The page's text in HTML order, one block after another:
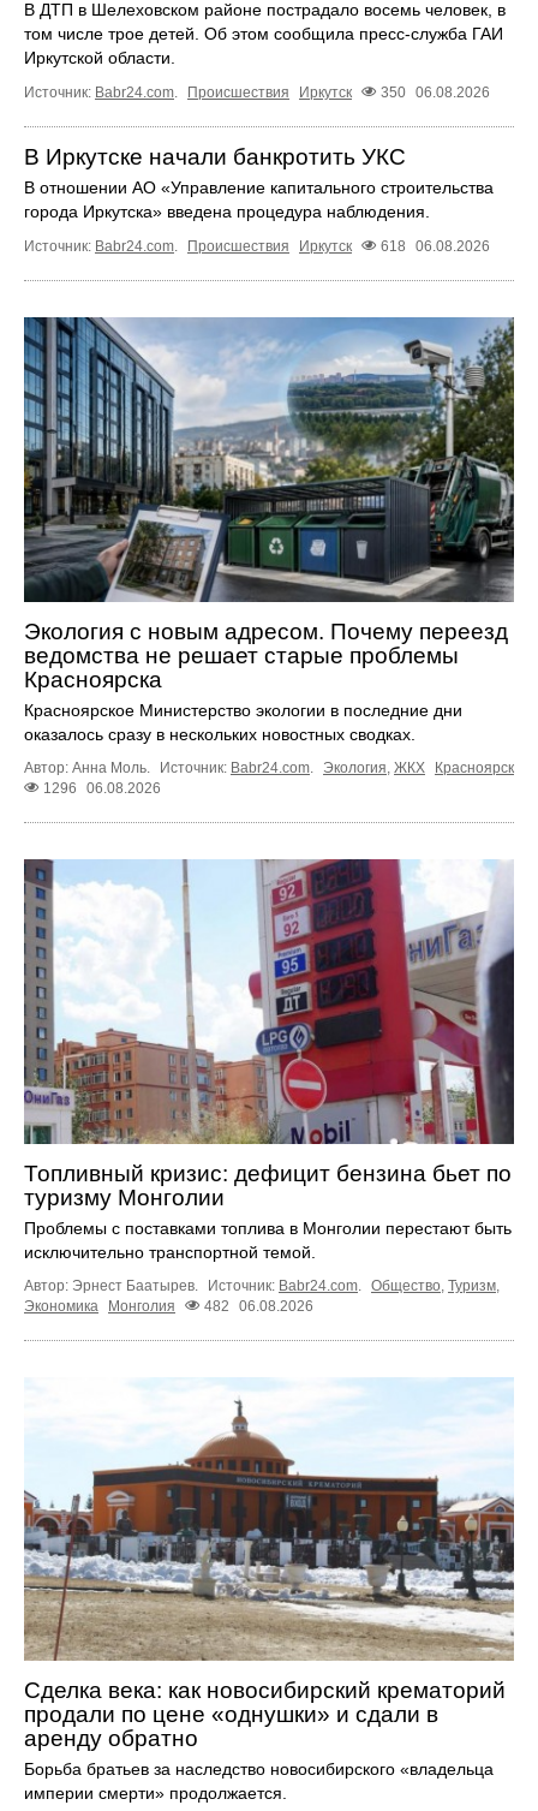
В ДТП в Шелеховском районе пострадало восемь человек, в
том числе трое детей. Об этом сообщила пресс‑служба ГАИ
Иркутской области.
Источник: Babr24.com. Происшествия Иркутск 350 06.08.2026
В Иркутске начали банкротить УКС
В отношении АО «Управление капитального строительства
города Иркутска» введена процедура наблюдения.
Источник: Babr24.com. Происшествия Иркутск 618 06.08.2026
Экология с новым адресом. Почему переезд
ведомства не решает старые проблемы
Красноярска
Красноярское Министерство экологии в последние дни
оказалось сразу в нескольких новостных сводках.
Автор: Анна Моль. Источник: Babr24.com. Экология, ЖКХ
Красноярск
1296
06.08.2026
Топливный кризис: дефицит бензина бьет по
туризму Монголии
Проблемы с поставками топлива в Монголии перестают быть
исключительно транспортной темой.
Автор: Эрнест Баатырев. Источник: Babr24.com Общество Туризм
Экономика
Монголия 482 06.08.2026
Сделка века: как новосибирский крематорий
продали по цене «однушки» и сдали в
аренду обратно
Борьба братьев за наследство новосибирского «владельца
империи смерти» продолжается.